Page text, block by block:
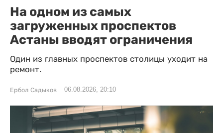
На одном из самых
загруженных проспектов
Астаны вводят ограничения
Один из главных проспектов столицы уходит на
ремонт.
Ербол Садыков 06.08.2026, 20:10